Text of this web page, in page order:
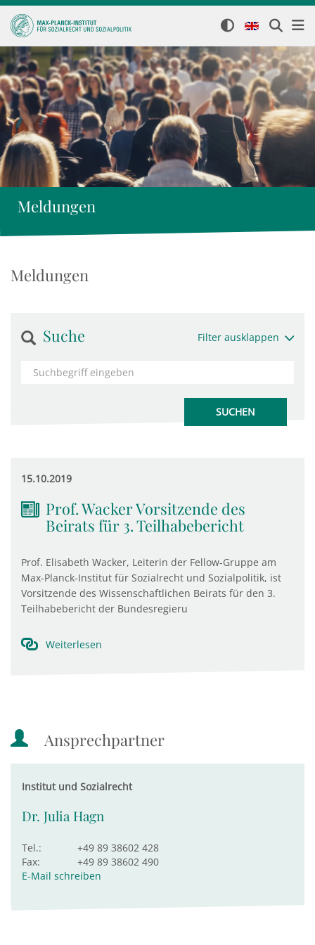
Meldungen
Meldungen
Suche Filter ausklappen
15.10.2019
Prof. Wacker Vorsitzende des
Beirats für 3. Teilhabebericht
Prof. Elisabeth Wacker, Leiterin der Fellow-Gruppe am
Max-Planck-Institut für Sozialrecht und Sozialpolitik, ist
Vorsitzende des Wissenschaftlichen Beirats für den 3.
Teilhabebericht der Bundesregieru
Weiterlesen
Ansprechpartner
Institut und Sozialrecht
Dr. Julia Hagn
Tel.:
+49 89 38602 428
Fax:
+49 89 38602 490
E-Mail schreiben